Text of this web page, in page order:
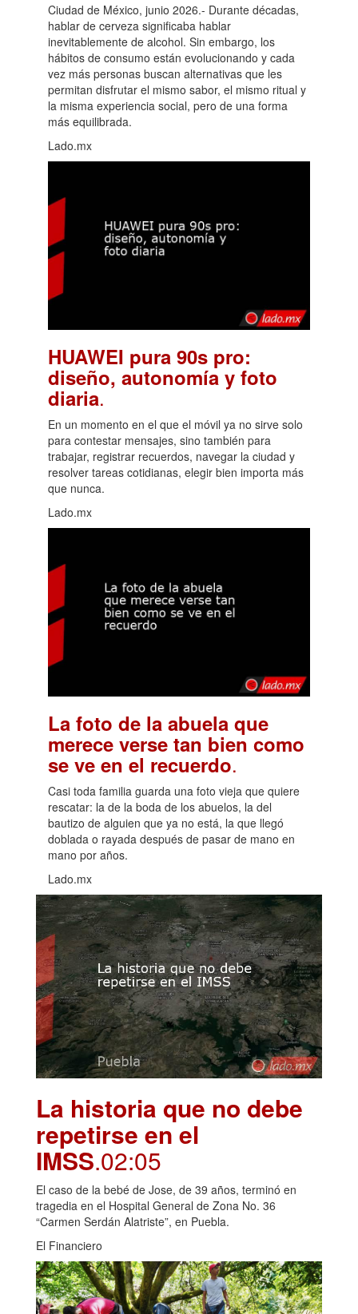
Ciudad de México, junio 2026.- Durante décadas,
hablar de cerveza significaba hablar
inevitablemente de alcohol. Sin embargo, los
hábitos de consumo están evolucionando y cada
vez más personas buscan alternativas que les
permitan disfrutar el mismo sabor, el mismo ritual y
la misma experiencia social, pero de una forma
más equilibrada.
Lado.mx
HUAWEI pura 90s pro:
diseño, autonomía y foto
diaria.
En un momento en el que el móvil ya no sirve solo
para contestar mensajes, sino también para
trabajar, registrar recuerdos, navegar la ciudad y
resolver tareas cotidianas, elegir bien importa más
que nunca.
Lado.mx
La foto de la abuela que
merece verse tan bien como
se ve en el recuerdo.
Casi toda familia guarda una foto vieja que quiere
rescatar: la de la boda de los abuelos, la del
bautizo de alguien que ya no está, la que llegó
doblada o rayada después de pasar de mano en
mano por años.
Lado.mx
La historia que no debe
repetirse en el
IMSS.02:05
El caso de la bebé de Jose, de 39 años, terminó en
tragedia en el Hospital General de Zona No. 36
“Carmen Serdán Alatriste”, en Puebla.
El Financiero